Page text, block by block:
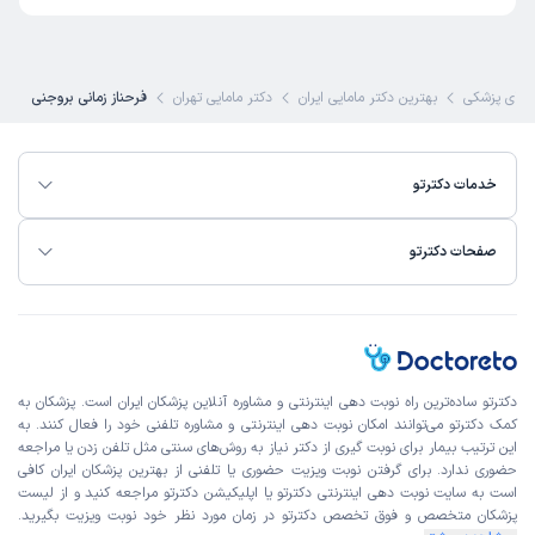
این پزشک را پیشنهاد میکنم
زمان انتظار:0-15 دقیقه
واقعا خوش برخورد بودن و فوق العاده دلسوز و همون جلسه
کاربر دکترتو
نوبت مطب از دکترتو
1403/10/22
)
این پزشک را پیشنهاد میکنم
زمان انتظار: 0-15 دقیقه
پزشکی بهترین دکتر مامایی ایران دکتر مامایی تهران فرحناز زمانی بروجنی
خدمات دکترتو
صفحات دکترتو
دکترتو ساده‌ترین راه نوبت‌ دهی اینترنتی و مشاوره آنلاین پزشکان ایران است. پزشکان به
کمک دکترتو می‌توانند امکان نوبت دهی اینترنتی و مشاوره تلفنی خود را فعال کنند. به
این ترتیب بیمار برای نوبت گیری از دکتر نیاز به روش‌های سنتی مثل تلفن زدن یا مراجعه
حضوری ندارد. برای گرفتن نوبت ویزیت حضوری یا تلفنی از بهترین پزشکان ایران کافی
است به سایت نوبت دهی اینترنتی دکترتو یا اپلیکیشن دکترتو مراجعه کنید و از لیست
پزشکان متخصص و فوق تخصص دکترتو در زمان مورد نظر خود نوبت ویزیت بگیرید.